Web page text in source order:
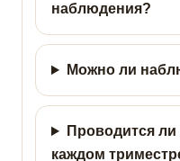
наблюдения?
Можно ли
Проводится
каждом